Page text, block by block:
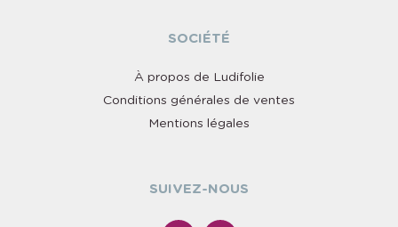
SOCIÉTÉ
À propos de Ludifolie
Conditions générales de ventes
Mentions légales
SUIVEZ-NOUS